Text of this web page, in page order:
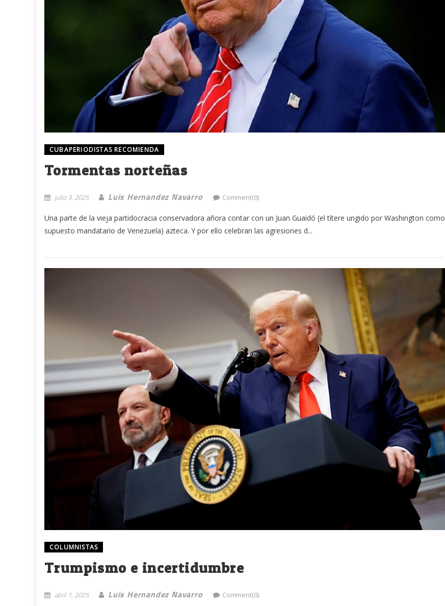
CUBAPERIODISTAS RECOMIENDA
Tormentas norteñas
julio 3, 2025 Luis Hernandez Navarro Comment(0)
Una parte de la vieja partidocracia conservadora añora contar con un Juan Guaidó (el títere ungido por Washington como
supuesto mandatario de Venezuela) azteca. Y por ello celebran las agresiones d...
COLUMNISTAS
Trumpismo e incertidumbre
abril 1, 2025 Luis Hernandez Navarro Comment(0)